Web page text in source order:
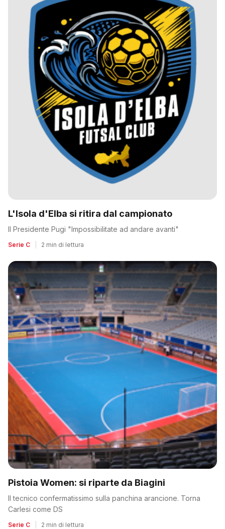
L'Isola d'Elba si ritira dal campionato
Il Presidente Pugi "Impossibilitate ad andare avanti"
Serie C 2 min di lettura
Pistoia Women: si riparte da Biagini
Il tecnico confermatissimo sulla panchina arancione. Torna
Carlesi come DS
Serie C 2 min di lettura